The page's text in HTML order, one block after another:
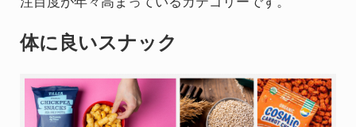
体に良いスナック